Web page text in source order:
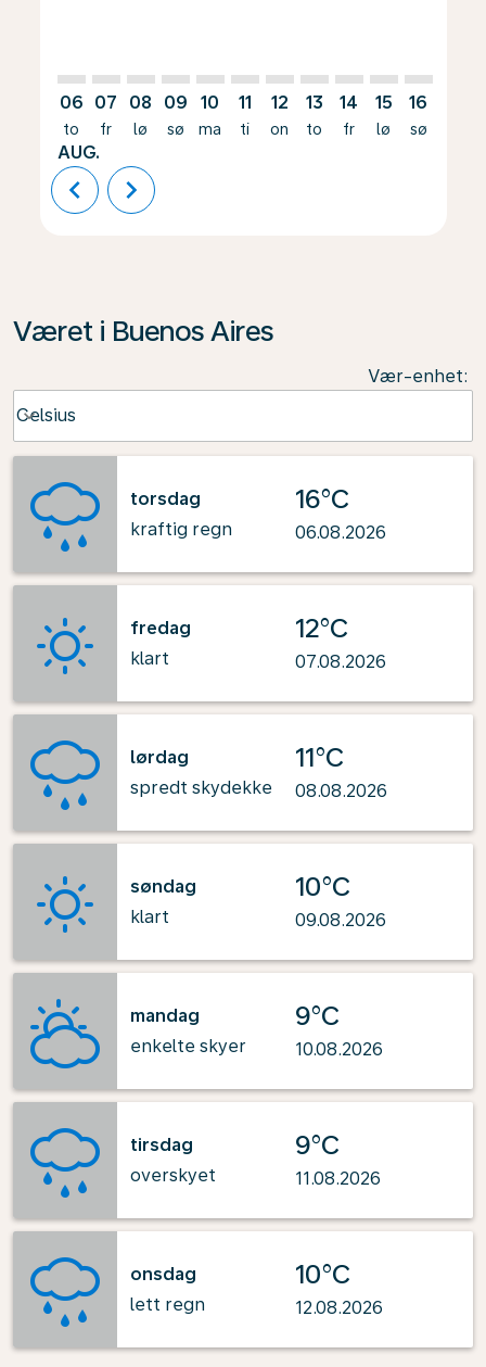
06
to
AUG.
07
fr
08
lø
09
sø
10
ma
11
ti
12
on
13
to
14
fr
15
lø
16
sø
chevron_left chevron_right
Været i Buenos Aires
Vær-enhet:
Celsius
keyboard_arrow_down
torsdag
kraftig regn
16°C
06.08.2026
fredag
klart
12°C
07.08.2026
lørdag
spredt skydekke
11°C
08.08.2026
søndag
klart
10°C
09.08.2026
mandag
enkelte skyer
9°C
10.08.2026
tirsdag
overskyet
9°C
11.08.2026
onsdag
lett regn
10°C
12.08.2026